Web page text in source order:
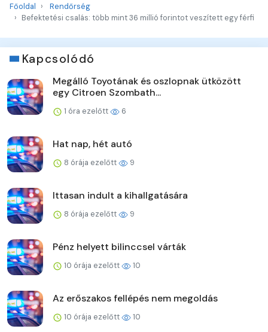
Főoldal
Rendőrség
Befektetési csalás: több mint 36 millió forintot veszített egy férfi
Kapcsolódó
Megálló Toyotának és oszlopnak ütközött
egy Citroen Szombath...
1 óra ezelőtt 6
Hat nap, hét autó
8 órája ezelőtt 9
Ittasan indult a kihallgatására
8 órája ezelőtt 9
Pénz helyett bilinccsel várták
10 órája ezelőtt 10
Az erőszakos fellépés nem megoldás
10 órája ezelőtt 10